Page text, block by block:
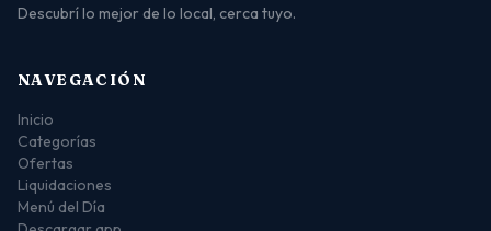
Descubrí lo mejor de lo local, cerca tuyo.
NAVEGACIÓN
Inicio
Categorías
Ofertas
Liquidaciones
Menú del Día